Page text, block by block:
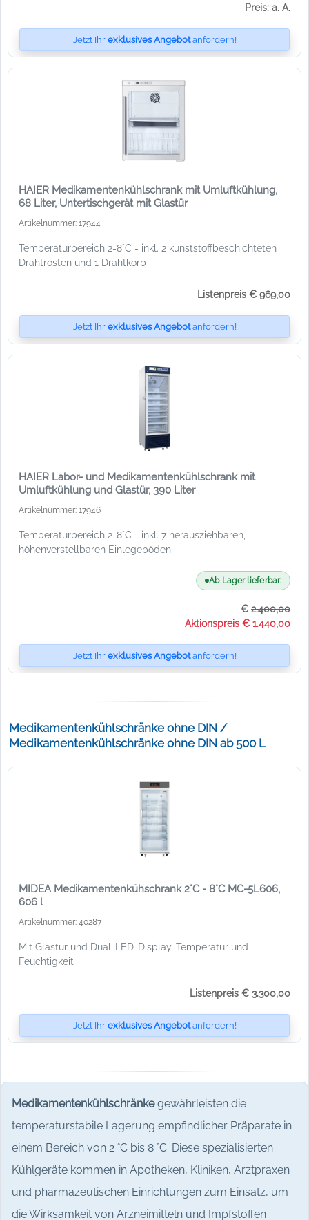
Medikamentenkühlschränkegewährleisten die
temperaturstabile Lagerung empfindlicher Präparate in
einem Bereich von 2 °C bis 8 °C. Diese spezialisierten
Kühlgeräte kommen in Apotheken, Kliniken, Arztpraxen
und pharmazeutischen Einrichtungen zum Einsatz, um
die Wirksamkeit von Arzneimitteln und Impfstoffen
Preis: a. A.
Jetzt Ihr exklusives Angebotanfordern!
HAIER Medikamentenkühlschrank mit Umluftkühlung,
68 Liter, Untertischgerät mit Glastür
Artikelnummer: 17944
Temperaturbereich 2-8°C - inkl. 2 kunststoffbeschichteten
Drahtrosten und 1 Drahtkorb
Listenpreis € 969,00
Jetzt Ihr exklusives Angebotanfordern!
HAIER Labor- und Medikamentenkühlschrank mit
Umluftkühlung und Glastür, 390 Liter
Artikelnummer: 17946
Temperaturbereich 2-8°C - inkl. 7 herausziehbaren,
höhenverstellbaren Einlegeböden
Ab Lager lieferbar.
€ 2.400,00
Aktionspreis € 1.440,00
Jetzt Ihr exklusives Angebotanfordern!
Medikamentenkühlschränke ohne DIN /
Medikamentenkühlschränke ohne DIN ab 500 L
MIDEA Medikamentenkühschrank 2°C - 8°C MC-5L606,
606 l
Artikelnummer: 40287
Mit Glastür und Dual-LED-Display, Temperatur und
Feuchtigkeit
Listenpreis € 3.300,00
Jetzt Ihr exklusives Angebotanfordern!